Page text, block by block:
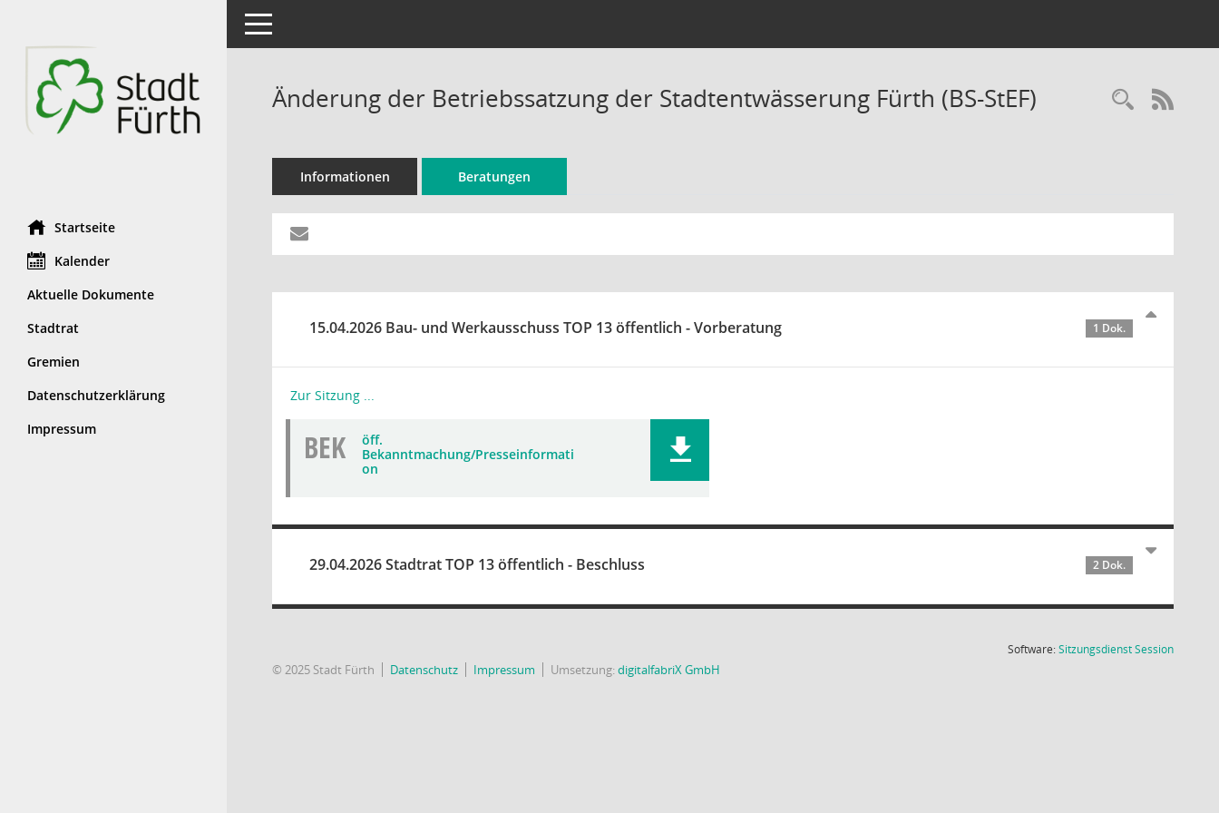
Startseite
Kalender
Aktuelle Dokumente
Stadtrat
Gremien
Datenschutzerklärung
Impressum
Toggle navigation
Änderung der Betriebssatzung der Stadtentwässerung Fürth (BS-StEF)
Informationen Beratungen
15.04.2026 Bau- und Werkausschuss TOP 13 öffentlich - Vorberatung 1 Dok.
Zur Sitzung ...
BEK
öff.
Bekanntmachung/Presseinformati
on
29.04.2026 Stadtrat TOP 13 öffentlich - Beschluss 2 Dok.
Software:SitzungsdienstSession(Wird in
© 2025 Stadt Fürth Datenschutz Impressum Umsetzung:digitalfabriX GmbH